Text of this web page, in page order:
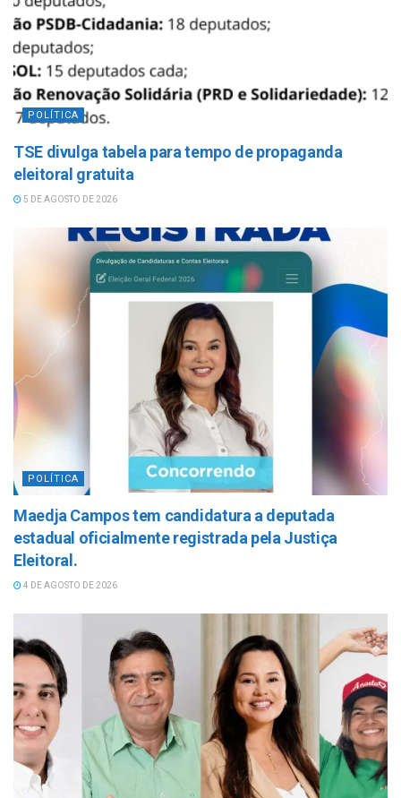
POLÍTICA
TSE divulga tabela para tempo de propaganda
eleitoral gratuita
5 DE AGOSTO DE 2026
POLÍTICA
Maedja Campos tem candidatura a deputada
estadual oficialmente registrada pela Justiça
Eleitoral.
4 DE AGOSTO DE 2026